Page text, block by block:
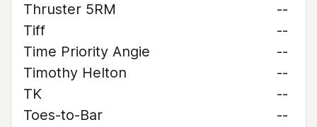
Thruster 5RM
--
Tiff
--
Time Priority Angie
--
Timothy Helton
--
TK
--
Toes-to-Bar
--